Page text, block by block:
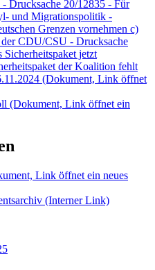
Drucksache 20/12835 - Für
und Migrationspolitik -
Grenzen vornehmen c)
CDU/CSU - Drucksache
Sicherheitspaket jetzt
der Koalition fehlt
(Dokument, Link öffnet
(Dokument, Link öffnet ein
Link öffnet ein neues
(Interner Link)